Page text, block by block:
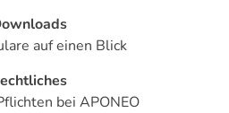
auf einen Blick
bei APONEO